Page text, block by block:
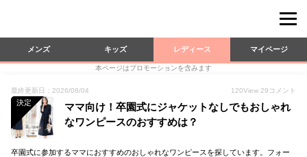
メンズ キッズ レディース マイページ
本ページはプロモーションを含みます
最終更新日：2026/08/04 120View 29 コメント
決定
ママ向け！卒園式にジャケットなしでもおしゃれ
なワンピースのおすすめは？
卒園式に参加するママにおすすめのおしゃれなワンピースを探しています。フォー